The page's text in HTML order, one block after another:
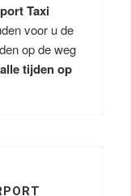
Taxi
voor u de
op de weg
tijden op